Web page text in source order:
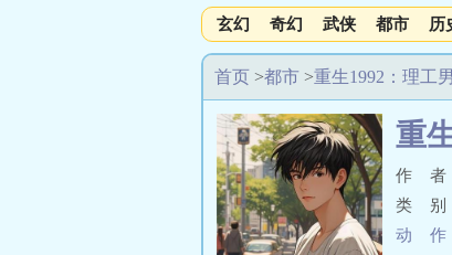
玄幻 奇幻 武侠 都市 历
首页 >都市 >重生1992：理工
重
作 者
类 别
动 作